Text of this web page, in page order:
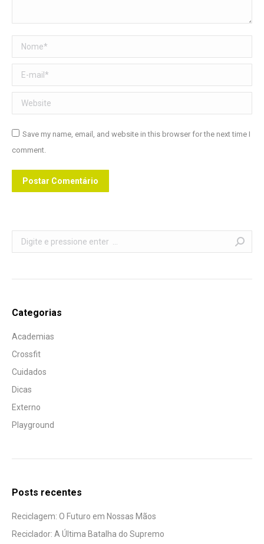
Nome *
E-mail *
Website
Save my name, email, and website in this browser for the next time I
comment.
Postar Comentário
Search:
Categorias
Academias
Crossfit
Cuidados
Dicas
Externo
Playground
Posts recentes
Reciclagem: O Futuro em Nossas Mãos
Reciclador: A Última Batalha do Supremo